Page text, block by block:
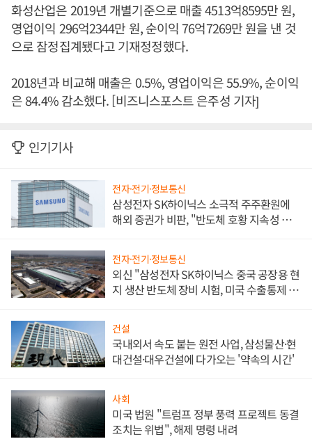
화성산업은 2019년 개별기준으로 매출 4513억8595만 원,
영업이익 296억2344만 원, 순이익 76억7269만 원을 낸 것
으로 잠정집계됐다고 기재정정했다.
2018년과 비교해 매출은 0.5%, 영업이익은 55.9%, 순이익
은 84.4% 감소했다. [비즈니스포스트 은주성 기자]
인기기사
전자·전기·정보통신
삼성전자 SK하이닉스 소극적 주주환원에
해외 증권가 비판, "반도체 호황 지속성 의
전자·전기·정보통신
외신 "삼성전자 SK하이닉스 중국 공장용 현
지 생산 반도체 장비 시험, 미국 수출통제 대
건설
국내외서 속도 붙는 원전 사업, 삼성물산·현
대건설·대우건설에 다가오는 '약속의 시간'
사회
미국 법원 "트럼프 정부 풍력 프로젝트 동결
조치는 위법", 해제 명령 내려